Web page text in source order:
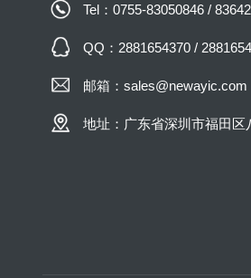
Tel：0755-83050846 /
QQ：2881654370 /
邮箱：sales@newayic.com
地址：广东省深圳市福田区